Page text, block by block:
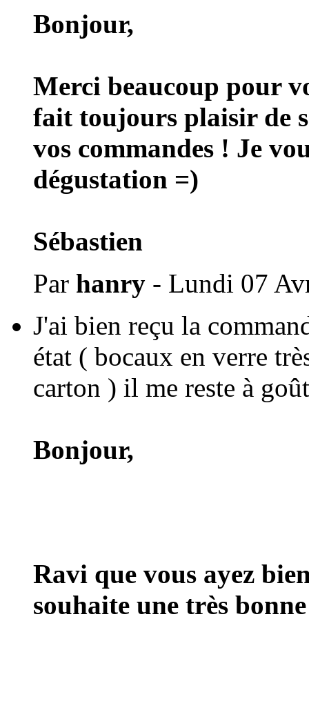
Bonjour,
Merci beaucoup pour
fait toujours plaisir de
vos commandes ! Je
dégustation =)
Sébastien
Par hanry - Lundi 07
J'ai bien reçu la
état ( bocaux en verre
carton ) il me reste à
Bonjour,
Ravi que vous ayez
souhaite une très